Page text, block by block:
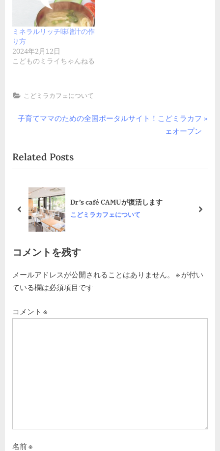
ミネラルリッチ味噌汁の作
り方
2024年2月12日
こどものミライちゃんねる
こどミラカフェについて
投
ナ
ョ
ン
N
t
P
t
子育てママのための全国ポータルサイト！こどミラカフ
ェオープン
Related Posts
Dr’s café CAMUが復活します
こどミラカフェについて
prev next
コメントを残す
メールアドレスが公開されることはありません。 ※ が付い
ている欄は必須項目です
コメント ※
名前※